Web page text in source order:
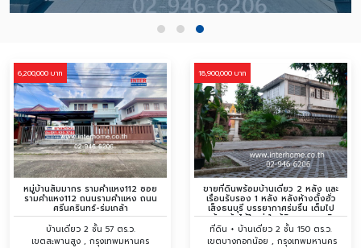
6,200,000 บาท
หมู่บ้านสัมมากร รามคำแหง112 ซอย
รามคำแหง112 ถนนรามคำแหง ถนน
ศรีนครินทร์-ร่มเกล้า
บ้านเดี่ยว 2 ชั้น 57 ตร.ว.
เขตสะพานสูง , กรุงเทพมหานคร
18,900,000 บาท
ขายที่ดินพร้อมบ้านเดี่ยว 2 หลัง และ
เรือนรับรอง 1 หลัง หลังห้างตั้งฮั่ว
เส็งธนบุรี บรรยากาศร่มรื่น เต็มไป
ด้วยต้นไม้ใหญ่ ใกล้ชิดธรรมชาติ
ที่ดิน + บ้านเดี่ยว 2 ชั้น 150 ตร.ว.
เขตบางกอกน้อย , กรุงเทพมหานคร